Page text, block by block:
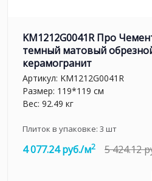
KM1212G0041R Про
темный матовый
керамогранит
Артикул: KM1212G0041R
Размер: 119*119 см
Вес: 92.49 кг
Плиток в упаковке: 3 шт
4 077.24 руб./м2 5 424.12